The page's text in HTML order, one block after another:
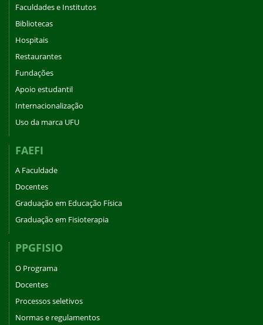
Faculdades e Institutos
Bibliotecas
Hospitais
Restaurantes
Fundações
Apoio estudantil
Internacionalização
Uso da marca UFU
FAEFI
A Faculdade
Docentes
Graduação em Educação Física
Graduação em Fisioterapia
PPGFISIO
O Programa
Docentes
Processos seletivos
Normas e regulamentos